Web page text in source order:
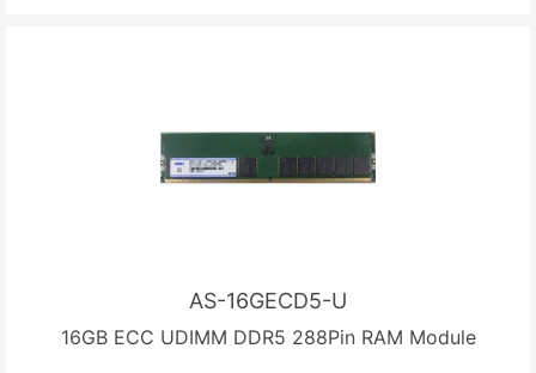
AS-16GECD5-U
16GB ECC UDIMM DDR5 288Pin RAM Module